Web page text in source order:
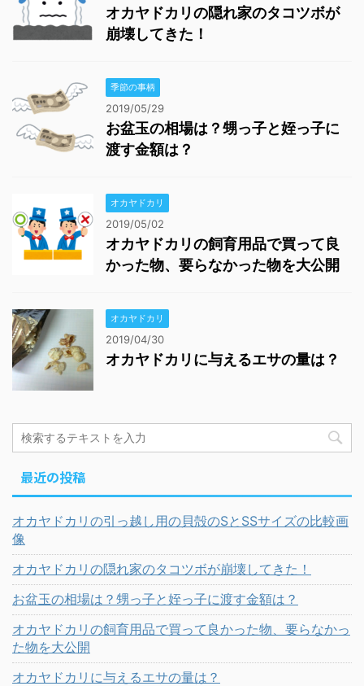
オカヤドカリの隠れ家のタコツボが
崩壊してきた！
季節の事柄
2019/05/29
お盆玉の相場は？甥っ子と姪っ子に
渡す金額は？
オカヤドカリ
2019/05/02
オカヤドカリの飼育用品で買って良
かった物、要らなかった物を大公開
オカヤドカリ
2019/04/30
オカヤドカリに与えるエサの量は？
最近の投稿
オカヤドカリの引っ越し用の貝殻のSとSSサイズの比較画
像
オカヤドカリの隠れ家のタコツボが崩壊してきた！
お盆玉の相場は？甥っ子と姪っ子に渡す金額は？
オカヤドカリの飼育用品で買って良かった物、要らなかっ
た物を大公開
オカヤドカリに与えるエサの量は？